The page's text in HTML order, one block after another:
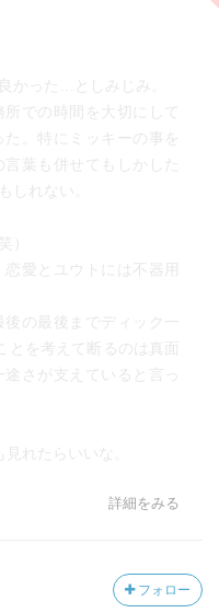
かった…としみじみ。
での時間を大切にして
。特にミッキーの事を
葉も併せてもしかした
しれない。
）
愛とユウトには不器用
後の最後までディック一
とを考えて断るのは真面
さが支えていると言っ
れたらいいな。
詳細をみる
フォロー